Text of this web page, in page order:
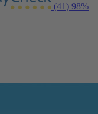
(41) 98%